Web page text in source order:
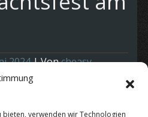
verwenden wir Technologien
2024| Voncheasy